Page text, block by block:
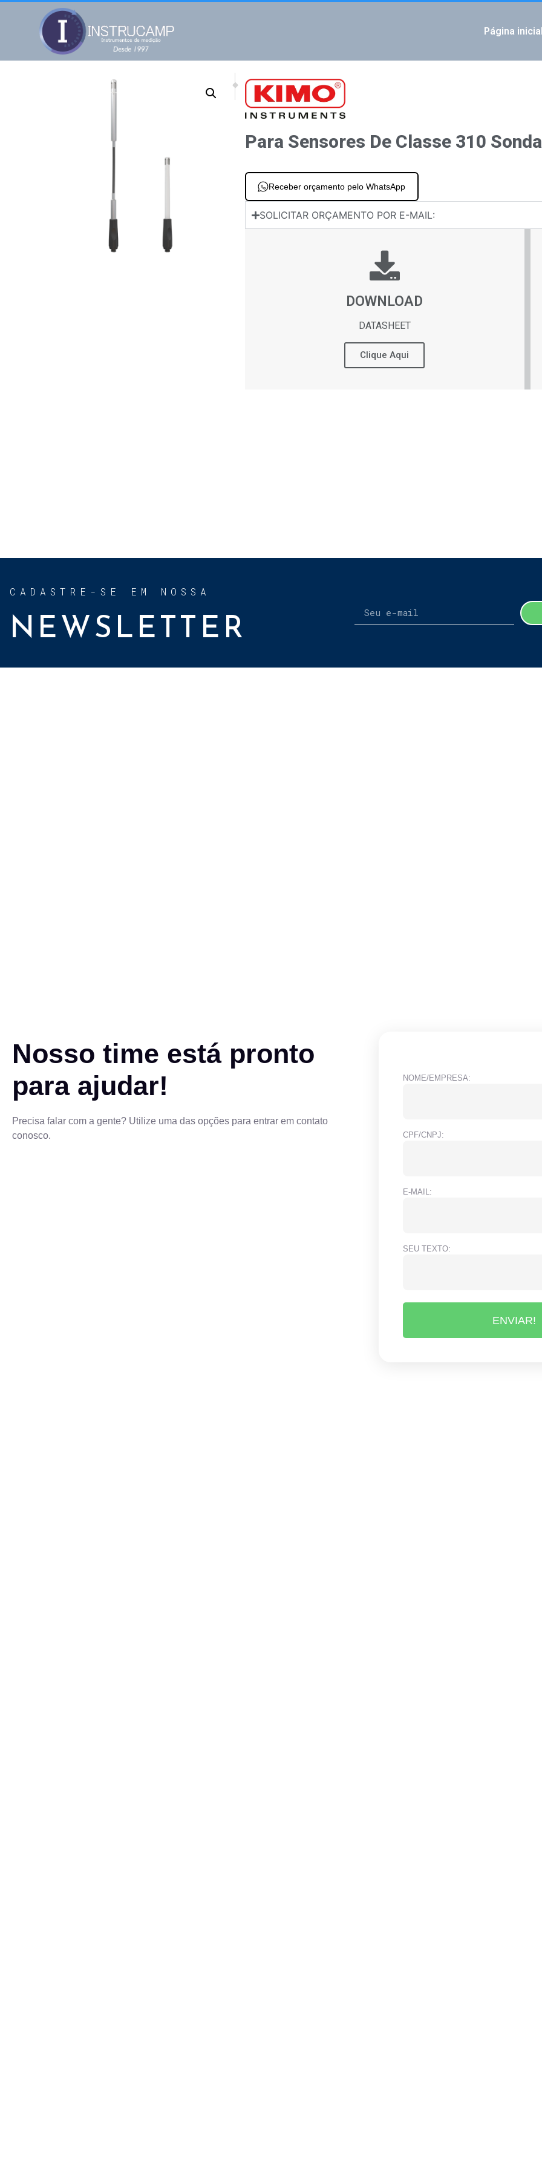
Página inicial
PREVIOUS
Para sensores de classe 310 Sondas de temperatura
NEXT
Para transmissores Si-C320 Módulo Ethernet
Para Sensores De Classe 310
Receber orçamento pelo WhatsApp
SOLICITAR ORÇAMENTO POR E-MAIL:
DOWNLOAD
DATASHEET
Clique Aqui
CADASTRE-SE EM NOSSA
NEWSLETTER
Nosso time está pronto
para ajudar!
Precisa falar com a gente? Utilize uma das opções para entrar em contato
conosco.
NOME/EMPRESA:
CPF/CNPJ:
E-MAIL:
SEU TEXTO:
ENVIAR!